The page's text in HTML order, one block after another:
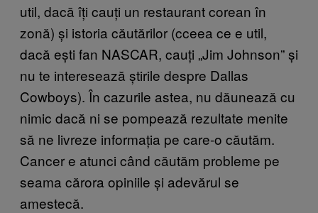
util, dacă îți cauți un restaurant corean în
zonă) și istoria căutărilor (cceea ce e util,
dacă ești fan NASCAR, cauți „Jim Johnson” și
nu te interesează știrile despre Dallas
Cowboys). În cazurile astea, nu dăunează cu
nimic dacă ni se pompează rezultate menite
să ne livreze informația pe care-o căutăm.
Cancer e atunci când căutăm probleme pe
seama cărora opiniile și adevărul se
amestecă.